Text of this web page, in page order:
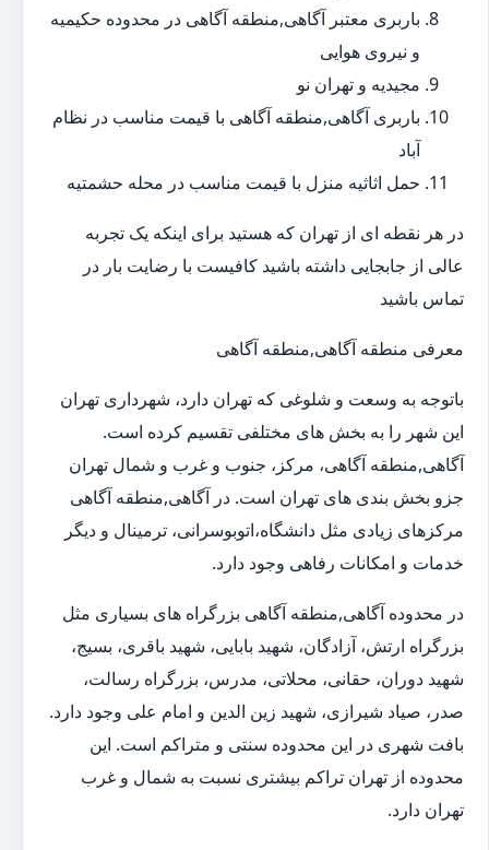
باربری معتبر آگاهی,منطقه آگاهی در محدوده حکیمیه
و نیروی هوایی
مجیدیه و تهران نو
باربری آگاهی,منطقه آگاهی با قیمت مناسب در نظام
آباد
حمل اثاثیه منزل با قیمت مناسب در محله حشمتیه
در هر نقطه ای از تهران که هستید برای اینکه یک تجربه
عالی از جابجایی داشته باشید کافیست با رضایت بار در
تماس باشید
معرفی منطقه آگاهی,منطقه آگاهی
باتوجه به وسعت و شلوغی که تهران دارد، شهرداری تهران
این شهر را به بخش های مختلفی تقسیم کرده است.
آگاهی,منطقه آگاهی، مرکز، جنوب و غرب و شمال تهران
جزو بخش بندی های تهران است. در آگاهی,منطقه آگاهی
مرکزهای زیادی مثل دانشگاه،اتوبوسرانی، ترمینال و دیگر
خدمات و امکانات رفاهی وجود دارد.
در محدوده آگاهی,منطقه آگاهی بزرگراه های بسیاری مثل
بزرگراه ارتش، آزادگان، شهید بابایی، شهید باقری، بسیج،
شهید دوران، حقانی، محلاتی، مدرس، بزرگراه رسالت،
صدر، صیاد شیرازی، شهید زین الدین و امام علی وجود دارد.
بافت شهری در این محدوده سنتی و متراکم است. این
محدوده از تهران تراکم بیشتری نسبت به شمال و غرب
تهران دارد.